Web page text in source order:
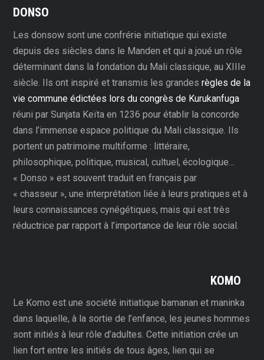
DONSO
Les donsow sont une confrérie initiatique qui existe
depuis des siècles dans le Manden et qui a joué un rôle
déterminant dans la fondation du Mali classique, au XIIIe
siècle. Ils ont inspiré et transmis les grandesrègles de la
vie commune édictées lors du congrès de Kurukanfuga
réuni par Sunjata Keïta en 1236 pour établir la concorde
dans l’immense espace politique du Mali classique. Ils
portent un patrimoine multiforme : littéraire,
philosophique, politique, musical, cultuel, écologique…
« Donso » est souvent traduit en français par
« chasseur », une interprétation liée à leurs pratiques et à
leurs connaissances cynégétiques, mais qui est très
réductrice par rapport à l’importance de leur rôle social.
KOMO
Le Komo est une société initiatique bamanan et maninka
dans laquelle, à la sortie de l’enfance, les jeunes hommes
sont initiés à leur rôle d’adultes. Cette initiation crée un
lien fort entre les initiés de tous âges, lien qui se